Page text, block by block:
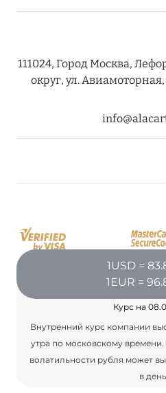
КОМФОРТА, ЗДОРОВЬЯ
FOUR SEASONS RESORT
ВЫГОДНЕЕ ДО 20%
PEACEFUL WEEKEND
16 мая 2024
VAKKARU MALDIVES:
111024, Город Москва,
округ, ул.
1USD =
1EUR =
Курс на
Внутренний курс компании
утра по московскому
волатильности рубля может
в